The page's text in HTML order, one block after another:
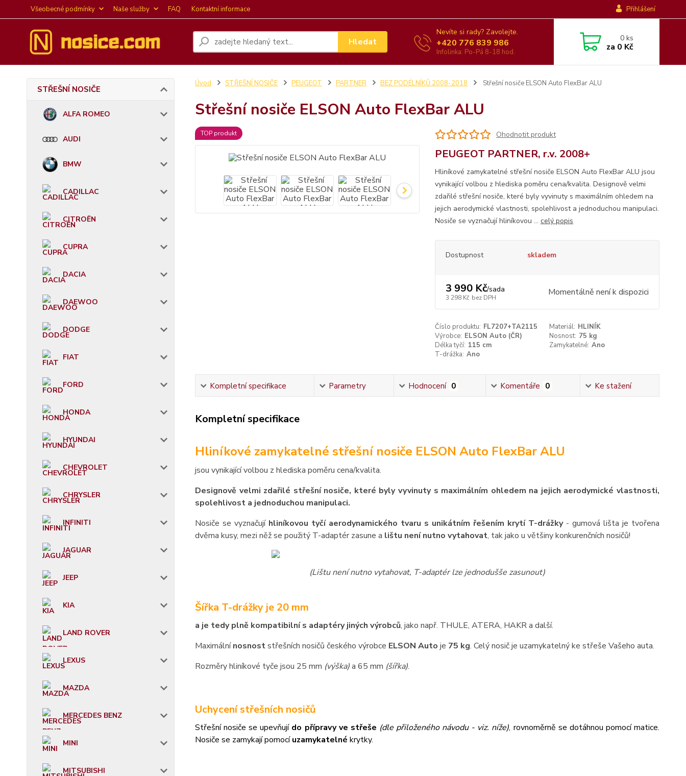
Všeobecné podmínky Naše služby FAQ Kontaktní informace Přihlášení
Hledat
Nevíte si rady? Zavolejte.
+420 776 839 986
Infolinka: Po-Pá 8-18 hod.
0ks
za 0 Kč
STŘEŠNÍ NOSIČE
ALFA ROMEO
AUDI
BMW
CADILLAC
CITROËN
CUPRA
DACIA
DAEWOO
DODGE
FIAT
FORD
HONDA
HYUNDAI
CHEVROLET
CHRYSLER
INFINITI
JAGUAR
JEEP
KIA
LAND ROVER
LEXUS
MAZDA
MERCEDES BENZ
MINI
MITSUBISHI
Úvod STŘEŠNÍ NOSIČE PEUGEOT PARTNER BEZ PODÉLNÍKŮ 2008-2018 Střešní nosiče ELSON Auto FlexBar ALU
Střešní nosiče ELSON Auto FlexBar ALU
TOP produkt Ohodnotit produkt
PEUGEOT PARTNER, r.v. 2008+
Hliníkové zamykatelné střešní nosiče ELSON Auto FlexBar ALU jsou
vynikající volbou z hlediska poměru cena/kvalita. Designově velmi
zdařilé střešní nosiče, které byly vyvinuty s maximálním ohledem na
jejich aerodymické vlastnosti, spolehlivost a jednoduchou manipulaci.
Nosiče se vyznačují hliníkovou ... celý popis
Dostupnost skladem
3 990 Kč/sada
3 298 Kč bez DPH Momentálně není k dispozici
Číslo produktu: FL7207+TA2115 Materiál: HLINÍK
Výrobce: ELSON Auto (ČR) Nosnost: 75 kg
Délka tyčí: 115 cm Zamykatelné: Ano
T-drážka: Ano
Kompletní specifikace Parametry Hodnocení 0 Komentáře 0 Ke stažení
Kompletní specifikace
Hliníkové zamykatelné střešní nosiče ELSON Auto FlexBar ALU
jsou vynikající volbou z hlediska poměru cena/kvalita.
Designově velmi zdařilé střešní nosiče, které byly vyvinuty s maximálním ohledem na jejich aerodymické vlastnosti,
spolehlivost a jednoduchou manipulaci.
Nosiče se vyznačují hliníkovou tyčí aerodynamického tvaru s unikátním řešením krytí T-drážky- gumová lišta je tvořena
dvěma kusy, mezi něž se použitý T-adaptér zasune a lištu není nutno vytahovat, tak jako u většiny konkurenčních nosičů!
(Lištu není nutno vytahovat, T-adaptér lze jednodušše zasunout)
Šířka T-drážky je 20 mm
a je tedy plně kompatibilní s adaptéry jiných výrobců, jako např. THULE, ATERA, HAKR a další.
Maximálnínosnoststřešních nosičů českého výrobce ELSON Auto je 75 kg. Celý nosič je uzamykatelný ke střeše Vašeho auta.
Rozměry hliníkové tyče jsou 25 mm (výška)a 65 mm (šířka).
Uchycení střešních nosičů
Střešní nosiče se upevňují do přípravy ve střeše (dle přiloženého návodu - viz. níže), rovnoměrně se dotáhnou pomocí matice.
Nosiče se zamykají pomocíuzamykatelné krytky.